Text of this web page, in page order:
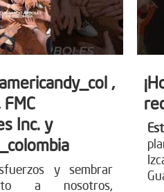
,
Inc. y
y sembrar
a nosotros,